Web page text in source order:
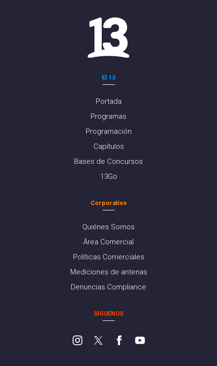
El 13
Portada
Programas
Programación
Capítulos
Bases de Concursos
13Go
Corporativo
Quiénes Somos
Área Comercial
Políticas Comerciales
Mediciones de antenas
Denuncias Compliance
SÍGUENOS